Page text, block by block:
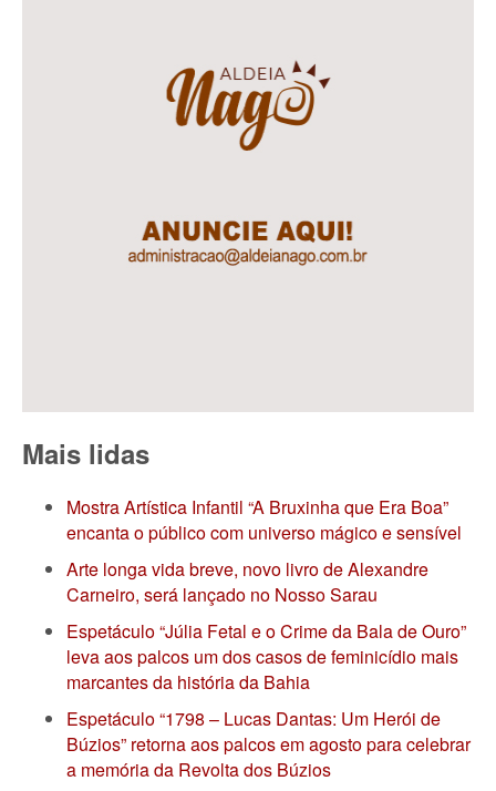
Mais lidas
Mostra Artística Infantil “A Bruxinha que Era Boa”
encanta o público com universo mágico e sensível
Arte longa vida breve, novo livro de Alexandre
Carneiro, será lançado no Nosso Sarau
Espetáculo “Júlia Fetal e o Crime da Bala de Ouro”
leva aos palcos um dos casos de feminicídio mais
marcantes da história da Bahia
Espetáculo “1798 – Lucas Dantas: Um Herói de
Búzios” retorna aos palcos em agosto para celebrar
a memória da Revolta dos Búzios